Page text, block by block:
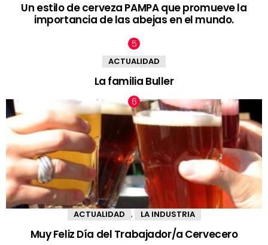
Un estilo de cerveza PAMPA que promueve la
importancia de las abejas en el mundo.
ACTUALIDAD
La familia Buller
ACTUALIDAD , LA INDUSTRIA
Muy Feliz Día del Trabajador/a Cervecero